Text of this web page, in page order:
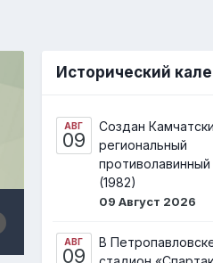
Исторический
АВГ
09
Создан
региональный
(1982)
09 Август 2026
АВГ
09
В